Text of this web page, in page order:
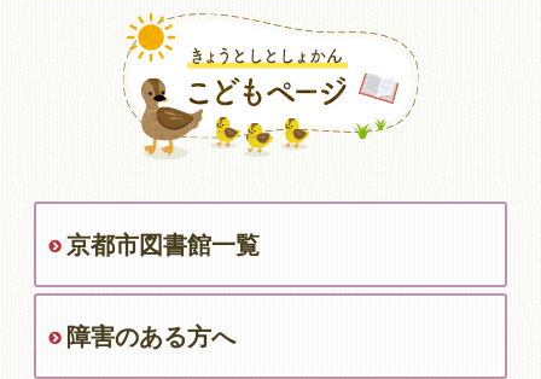
京都市図書館一覧
障害のある方へ